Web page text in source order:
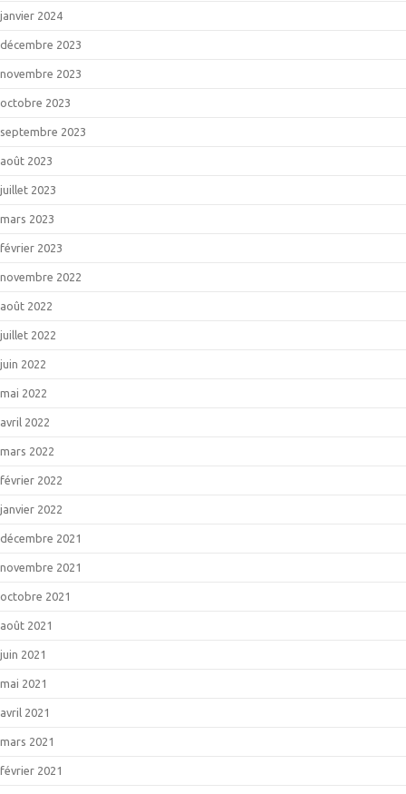
janvier 2024
décembre 2023
novembre 2023
octobre 2023
septembre 2023
août 2023
juillet 2023
mars 2023
février 2023
novembre 2022
août 2022
juillet 2022
juin 2022
mai 2022
avril 2022
mars 2022
février 2022
janvier 2022
décembre 2021
novembre 2021
octobre 2021
août 2021
juin 2021
mai 2021
avril 2021
mars 2021
février 2021